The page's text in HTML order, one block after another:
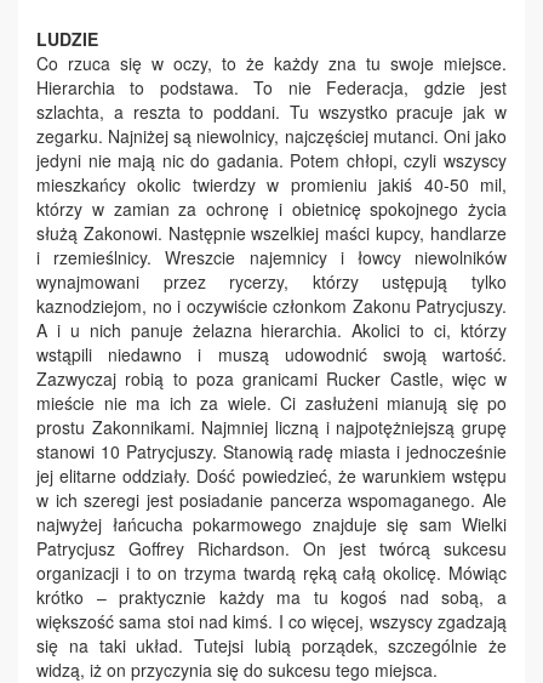
LUDZIE
Co rzuca się w oczy, to że każdy zna tu swoje miejsce.
Hierarchia to podstawa. To nie Federacja, gdzie jest
szlachta, a reszta to poddani. Tu wszystko pracuje jak w
zegarku. Najniżej są niewolnicy, najczęściej mutanci. Oni jako
jedyni nie mają nic do gadania. Potem chłopi, czyli wszyscy
mieszkańcy okolic twierdzy w promieniu jakiś 40-50 mil,
którzy w zamian za ochronę i obietnicę spokojnego życia
służą Zakonowi. Następnie wszelkiej maści kupcy, handlarze
i rzemieślnicy. Wreszcie najemnicy i łowcy niewolników
wynajmowani przez rycerzy, którzy ustępują tylko
kaznodziejom, no i oczywiście członkom Zakonu Patrycjuszy.
A i u nich panuje żelazna hierarchia. Akolici to ci, którzy
wstąpili niedawno i muszą udowodnić swoją wartość.
Zazwyczaj robią to poza granicami Rucker Castle, więc w
mieście nie ma ich za wiele. Ci zasłużeni mianują się po
prostu Zakonnikami. Najmniej liczną i najpotężniejszą grupę
stanowi 10 Patrycjuszy. Stanowią radę miasta i jednocześnie
jej elitarne oddziały. Dość powiedzieć, że warunkiem wstępu
w ich szeregi jest posiadanie pancerza wspomaganego. Ale
najwyżej łańcucha pokarmowego znajduje się sam Wielki
Patrycjusz Goffrey Richardson. On jest twórcą sukcesu
organizacji i to on trzyma twardą ręką całą okolicę. Mówiąc
krótko – praktycznie każdy ma tu kogoś nad sobą, a
większość sama stoi nad kimś. I co więcej, wszyscy zgadzają
się na taki układ. Tutejsi lubią porządek, szczególnie że
widzą, iż on przyczynia się do sukcesu tego miejsca.